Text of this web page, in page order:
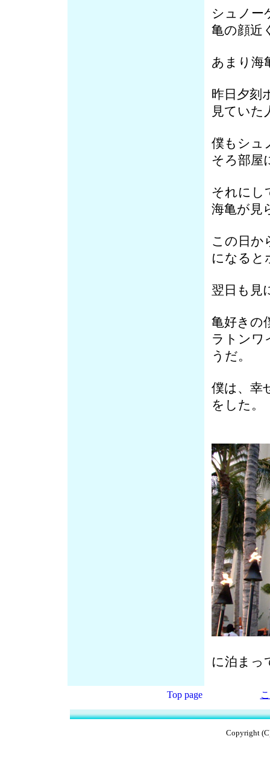
シュノー
亀の顔近
あまり海
昨日夕刻
見ていた
僕もシュ
そろ部屋
それにし
海亀が見
この日か
になると
翌日も見
亀好きの
ラトンワ
うだ。
僕は、幸
をした。
に泊まっ
Top page
Copyright